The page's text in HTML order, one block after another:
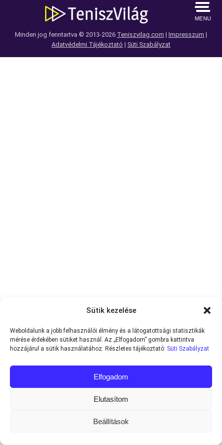
Sütik kezelése
Weboldalunk a jobb felhasználói élmény és a látogatottsági statisztikák
mérése érdekében sütiket használ. Az „Elfogadom” gombra kattintva
hozzájárul a sütik használatához. Részletes tájékoztató: Süti Szabályzat
Elfogadom
Elutasítom
Beállítások
MENU
Minden jog fenntartva © 2013-2026 Teniszvilag.com | Impresszum |
Adatvédelmi Tájékoztató | Süti Szabályzat